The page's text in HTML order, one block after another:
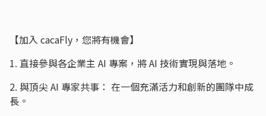
【加入 cacaFly，您將有機會】
1. 直接參與各企業主 AI 專案，將 AI 技術實現與落地。
2. 與頂尖 AI 專家共事： 在一個充滿活力和創新的團隊中成
長。